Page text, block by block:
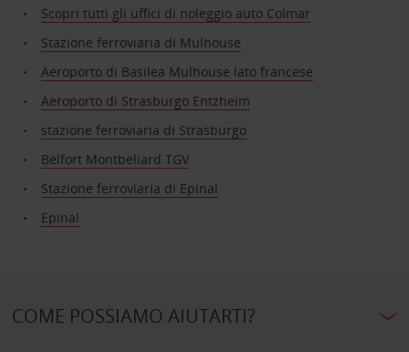
Scopri tutti gli uffici di noleggio auto Colmar
Stazione ferroviaria di Mulhouse
Aeroporto di Basilea Mulhouse lato francese
Aeroporto di Strasburgo Entzheim
stazione ferroviaria di Strasburgo
Belfort Montbeliard TGV
Stazione ferroviaria di Epinal
Epinal
COME POSSIAMO AIUTARTI?